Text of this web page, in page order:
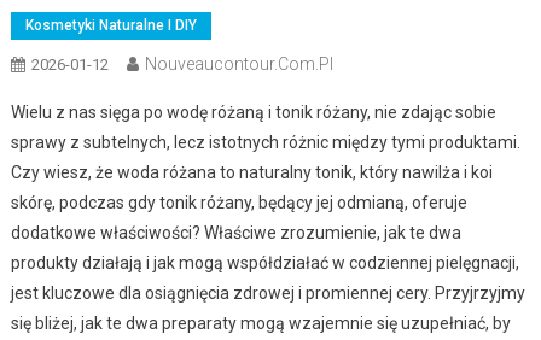
Kosmetyki Naturalne I DIY
2026-01-12 Nouveaucontour.com.pl
Wielu z nas sięga po wodę różaną i tonik różany, nie zdając sobie
sprawy z subtelnych, lecz istotnych różnic między tymi produktami.
Czy wiesz, że woda różana to naturalny tonik, który nawilża i koi
skórę, podczas gdy tonik różany, będący jej odmianą, oferuje
dodatkowe właściwości? Właściwe zrozumienie, jak te dwa
produkty działają i jak mogą współdziałać w codziennej pielęgnacji,
jest kluczowe dla osiągnięcia zdrowej i promiennej cery. Przyjrzyjmy
się bliżej, jak te dwa preparaty mogą wzajemnie się uzupełniać, by